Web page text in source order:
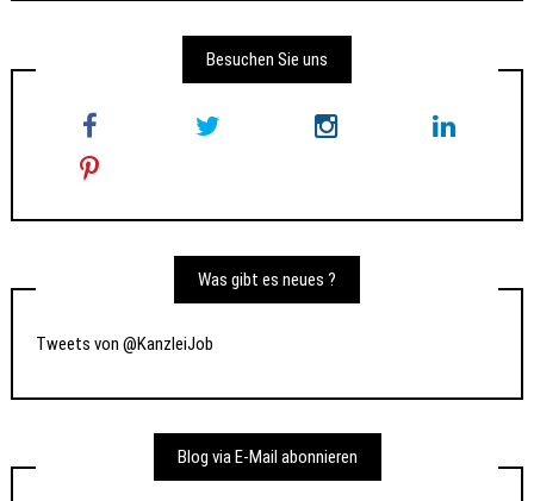
Besuchen Sie uns
Was gibt es neues ?
Tweets von @KanzleiJob
Blog via E-Mail abonnieren